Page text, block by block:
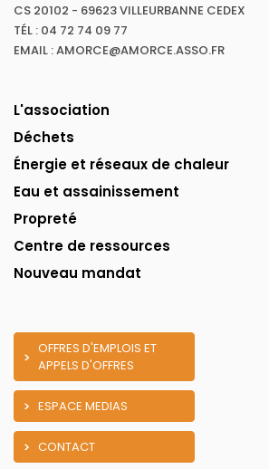
CS 20102 - 69623 VILLEURBANNE CEDEX
TÉL : 04 72 74 09 77
EMAIL : AMORCE@AMORCE.ASSO.FR
L'association
Déchets
Énergie et réseaux de chaleur
Eau et assainissement
Propreté
Centre de ressources
Nouveau mandat
OFFRES D'EMPLOIS ET
APPELS D'OFFRES
ESPACE MEDIAS
CONTACT